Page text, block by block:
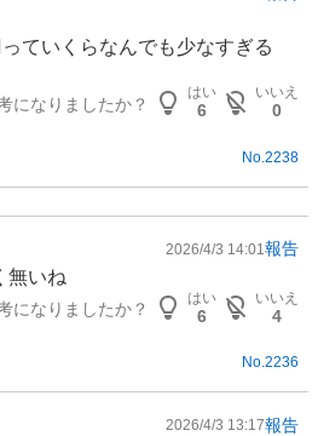
ていくらなんでも少なすぎる
になりましたか？
はい
6
いいえ
0
No. 2238
2026/4/3 14:01 報告
無いね
になりましたか？
はい
6
いいえ
4
No.2236
2026/4/3 13:17報告